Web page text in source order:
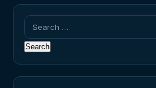
Search
for: